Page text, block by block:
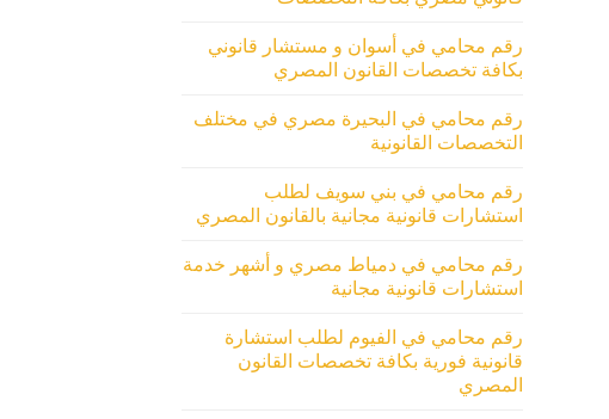
رقم محامي في أسوان و مستشار قانوني
بكافة تخصصات القانون المصري
رقم محامي في البحيرة مصري في مختلف
التخصصات القانونية
رقم محامي في بني سويف لطلب
استشارات قانونية مجانية بالقانون المصري
رقم محامي في دمياط مصري و أشهر خدمة
استشارات قانونية مجانية
رقم محامي في الفيوم لطلب استشارة
قانونية فورية بكافة تخصصات القانون
المصري